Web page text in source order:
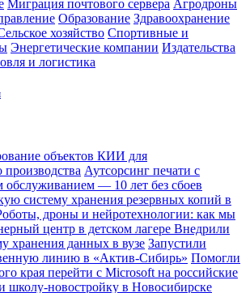
Миграция почтового сервера Агродроны
Образование Здравоохранение
хозяйство Спортивные и
Энергетические компании Издательства
и логистика
объектов КИИ для
производства Аутсорсинг печати с
— 10 лет без сбоев
систему хранения резервных копий в
дроны и нейротехнологии: как мы
центр в детском лагере Внедрили
хранения данных в вузе Запустили
линию в «Актив-Сибирь» Помогли
края перейти с Microsoft на российские
школу-новостройку в Новосибирске